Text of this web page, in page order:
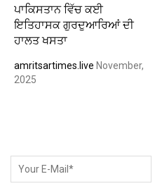
ਪਾਕਿਸਤਾਨ ਵਿੱਚ ਕਈ
ਇਤਿਹਾਸਕ ਗੁਰਦੁਆਰਿਆਂ ਦੀ
ਹਾਲਤ ਖਸਤਾ
amritsartimes.live November,
2025